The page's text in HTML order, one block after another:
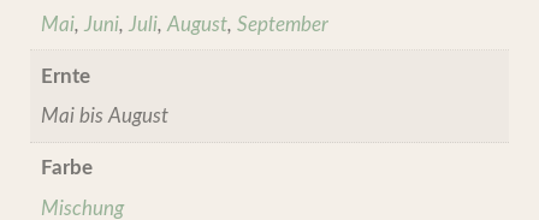
Mai, Juni, Juli, August, September
Ernte
Mai bis August
Farbe
Mischung